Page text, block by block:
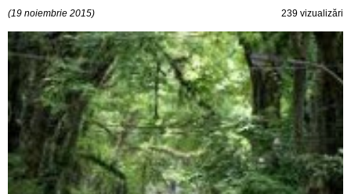
(19 noiembrie 2015) 239 vizualizări